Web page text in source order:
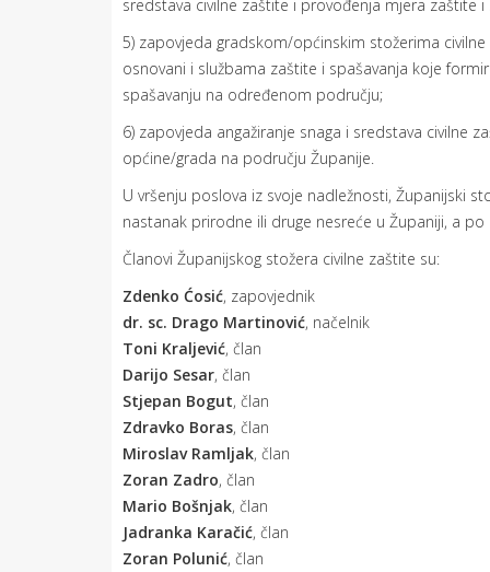
sredstava civilne zaštite i provođenja mjera zaštite
5) zapovjeda gradskom/općinskim stožerima
osnovani i službama zaštite i spašavanja koje
spašavanju na određenom području;
6) zapovjeda angažiranje snaga i sredstava civilne
općine/grada na području Županije.
U vršenju poslova iz svoje nadležnosti, Županijski
nastanak prirodne ili druge nesreće u Županiji, a
Članovi Županijskog stožera civilne zaštite su:
Zdenko Ćosić, zapovjednik
dr. sc. Drago Martinović, načelnik
Toni Kraljević, član
Darijo Sesar, član
Stjepan Bogut, član
Zdravko Boras, član
Miroslav Ramljak, član
Zoran Zadro, član
Mario Bošnjak, član
Jadranka Karačić, član
Zoran Polunić, član